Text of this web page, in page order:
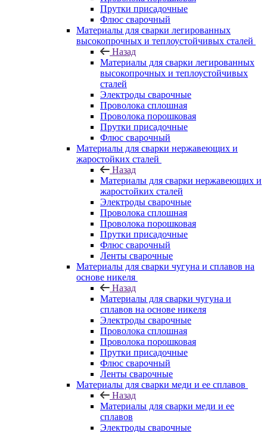
Прутки присадочные
Флюс сварочный
Материалы для сварки легированных
высокопрочных и теплоустойчивых сталей
Назад
Материалы для сварки легированных
высокопрочных и теплоустойчивых
сталей
Электроды сварочные
Проволока сплошная
Проволока порошковая
Прутки присадочные
Флюс сварочный
Материалы для сварки нержавеющих и
жаростойких сталей
Назад
Материалы для сварки нержавеющих и
жаростойких сталей
Электроды сварочные
Проволока сплошная
Проволока порошковая
Прутки присадочные
Флюс сварочный
Ленты сварочные
Материалы для сварки чугуна и сплавов на
основе никеля
Назад
Материалы для сварки чугуна и
сплавов на основе никеля
Электроды сварочные
Проволока сплошная
Проволока порошковая
Прутки присадочные
Флюс сварочный
Ленты сварочные
Материалы для сварки меди и ее сплавов
Назад
Материалы для сварки меди и ее
сплавов
Электроды сварочные